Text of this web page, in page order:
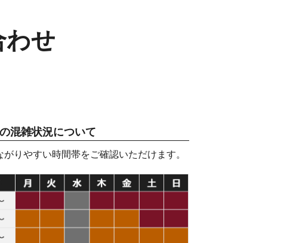
わせ
混雑状況について
がりやすい時間帯をご確認いただけます。